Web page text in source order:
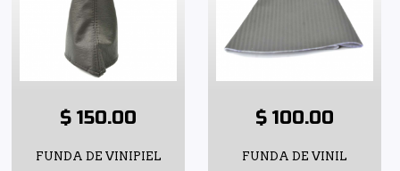
$ 150.00
FUNDA DE VINIPIEL
$ 100.00
FUNDA DE VINIL